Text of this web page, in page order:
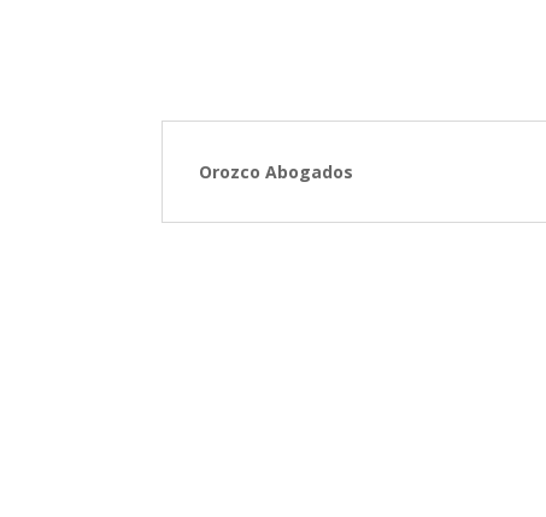
Orozco Abogados